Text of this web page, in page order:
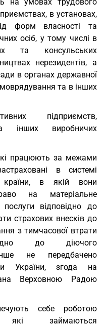
в установах,
форм власності та
осіб, у тому числі в
та консульських
нерезидентів, а
в органах державної
та в інших
підприємств,
інших виробничих
працюють за межами
в системі
країни, в якій вони
на матеріальне
послуги відповідно до
страхових внесків до
з тимчасової втрати
до діючого
не передбачено
України, згода на
Верховною Радою
себе роботою
які займаються